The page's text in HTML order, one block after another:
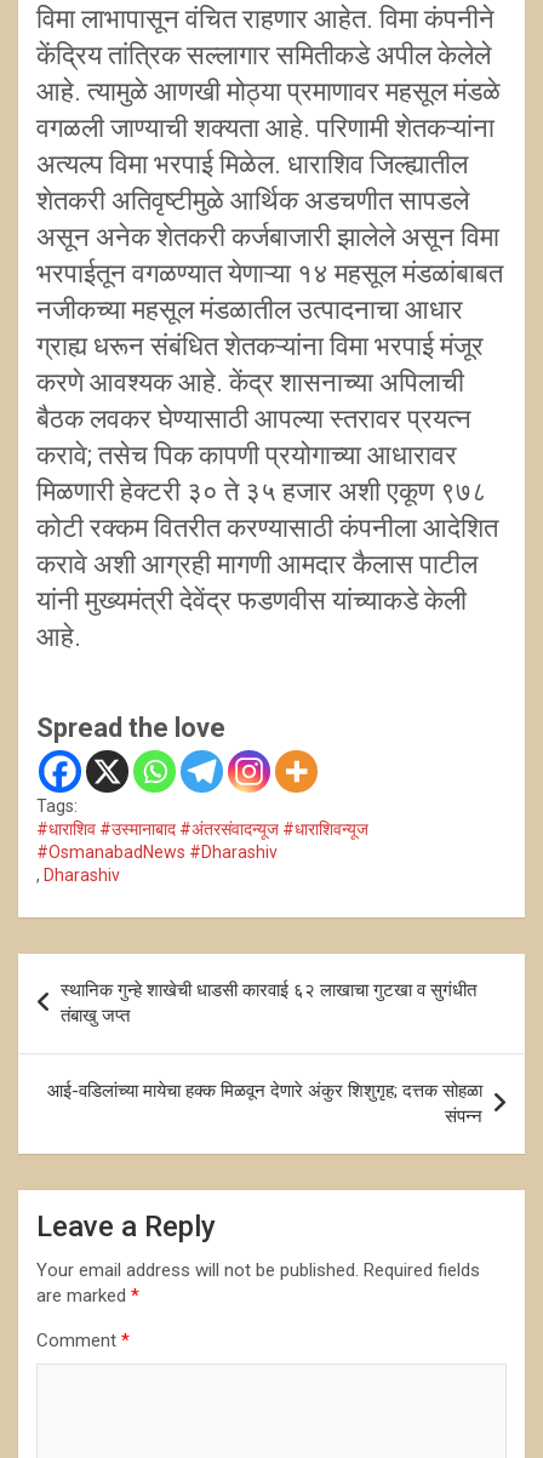
विमा लाभापासून वंचित राहणार आहेत. विमा कंपनीने
केंद्रिय तांत्रिक सल्लागार समितीकडे अपील केलेले
आहे. त्यामुळे आणखी मोठ्या प्रमाणावर महसूल मंडळे
वगळली जाण्याची शक्यता आहे. परिणामी शेतकऱ्यांना
अत्यल्प विमा भरपाई मिळेल. धाराशिव जिल्ह्यातील
शेतकरी अतिवृष्टीमुळे आर्थिक अडचणीत सापडले
असून अनेक शेतकरी कर्जबाजारी झालेले असून विमा
भरपाईतून वगळण्यात येणाऱ्या १४ महसूल मंडळांबाबत
नजीकच्या महसूल मंडळातील उत्पादनाचा आधार
ग्राह्य धरून संबंधित शेतकऱ्यांना विमा भरपाई मंजूर
करणे आवश्यक आहे. केंद्र शासनाच्या अपिलाची
बैठक लवकर घेण्यासाठी आपल्या स्तरावर प्रयत्न
करावे; तसेच पिक कापणी प्रयोगाच्या आधारावर
मिळणारी हेक्टरी ३० ते ३५ हजार अशी एकूण ९७८
कोटी रक्कम वितरीत करण्यासाठी कंपनीला आदेशित
करावे अशी आग्रही मागणी आमदार कैलास पाटील
यांनी मुख्यमंत्री देवेंद्र फडणवीस यांच्याकडे केली
आहे.
Spread the love
Tags:
#धाराशिव #उस्मानाबाद #अंतरसंवादन्यूज #धाराशिवन्यूज
#OsmanabadNews #Dharashiv
, Dharashiv
navigation
स्थानिक गुन्हे शाखेची धाडसी कारवाई ६२ लाखाचा गुटखा व सुगंधीत
तंबाखु जप्त
आई-वडिलांच्या मायेचा हक्क मिळवून देणारे अंकुर शिशुगृह; दत्तक सोहळा
संपन्न
Leave a Reply
Your email address will not be published. Required fields
are marked *
Comment *